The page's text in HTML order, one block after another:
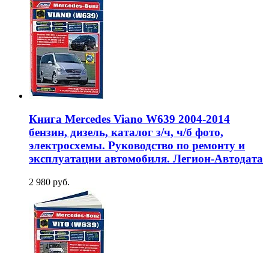
Книга Mercedes Viano W639 2004-2014
бензин, дизель, каталог з/ч, ч/б фото,
электросхемы. Руководство по ремонту и
эксплуатации автомобиля. Легион-Aвтодата
2 980 руб.